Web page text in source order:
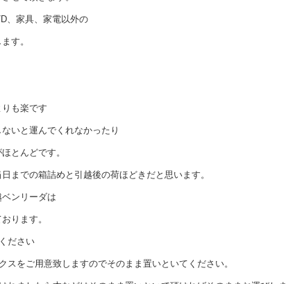
、家具、家電以外の
す。
も楽です
いと運んでくれなかったり
とんどです。
までの箱詰めと引越後の荷ほどきだと思います。
ンリーダは
ります。
ださい
をご用意致しますのでそのまま置いといてください。